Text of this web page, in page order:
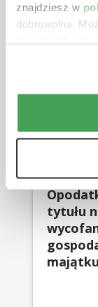
znajdziesz w
dobrowolna.
Data
tytułu